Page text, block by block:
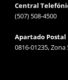
Central
(507) 508-4500
Apartado Postal
0816-01235, Zona